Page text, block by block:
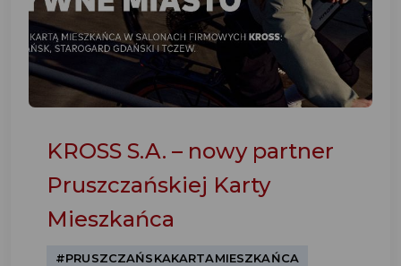
KROSS S.A. – nowy partner
Pruszczańskiej Karty
Mieszkańca
#PRUSZCZAŃSKAKARTAMIESZKAŃCA